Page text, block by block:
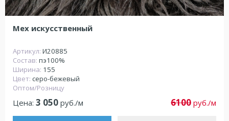
Мех искусственный
Артикул: И20885
Состав: пэ100%
Ширина: 155
Цвет: серо-бежевый
Оптом/Розницу
Цена: 3 050 руб./м 6100 руб./м